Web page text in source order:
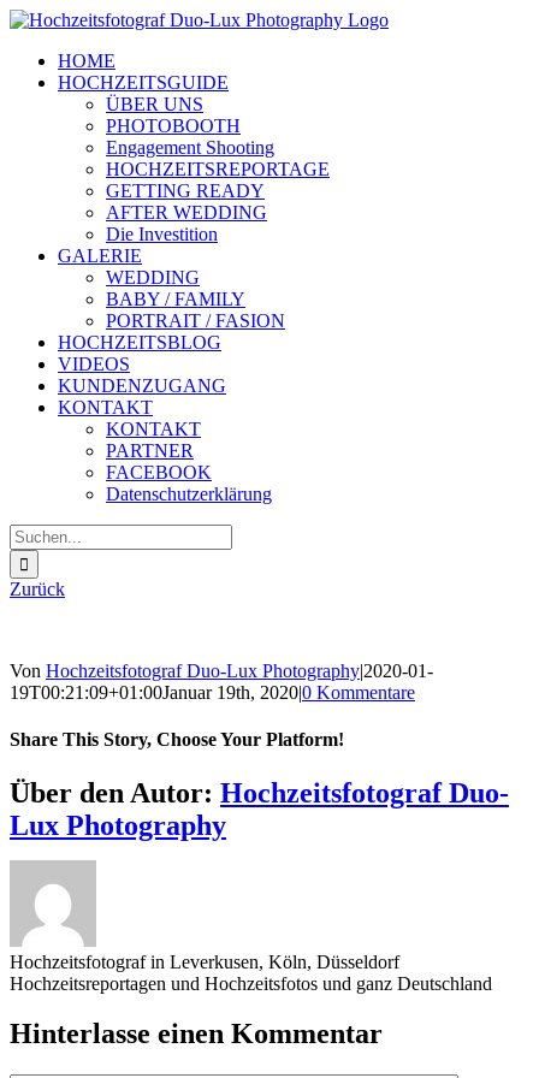
Zum
springenHOME
HOCHZEITSGUIDE
ÜBER UNS
PHOTOBOOTH
Engagement Shooting
HOCHZEITSREPORTAGE
GETTING READY
AFTER WEDDING
Die Investition
GALERIE
WEDDING
BABY / FAMILY
PORTRAIT / FASION
HOCHZEITSBLOG
VIDEOS
KUNDENZUGANG
KONTAKT
KONTAKT
PARTNER
FACEBOOK
Datenschutzerklärung
Suche
nach:
Zurück
Von Hochzeitsfotograf Duo-Lux Photography|2020-01-
19T00:21:09+01:00Januar 19th, 2020|0 Kommentare
Share This Story, Choose Your Platform!
Sharing_facebook
Sharing_twitter
Sharing_reddit
Über den Autor: Hochzeitsfotograf Duo-
Lux Photography
Hochzeitsfotograf in Leverkusen, Köln, Düsseldorf
Hochzeitsreportagen und Hochzeitsfotos und ganz Deutschland
Hinterlasse einen Kommentar